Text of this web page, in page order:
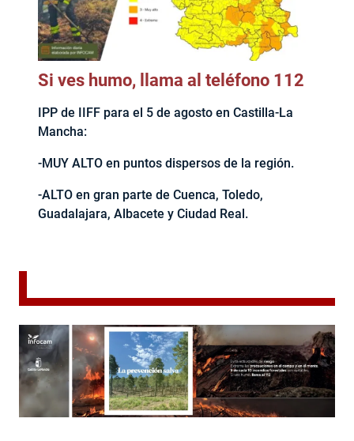
Si ves humo, llama al teléfono 112
IPP de IIFF para el 5 de agosto en Castilla-La
Mancha:
-MUY ALTO en puntos dispersos de la región.
-ALTO en gran parte de Cuenca, Toledo,
Guadalajara, Albacete y Ciudad Real.